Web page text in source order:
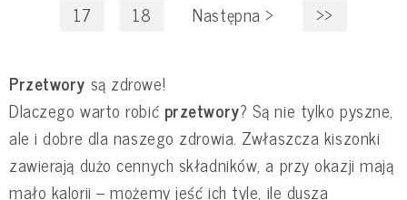
17
18 Następna> >>
Przetwory są zdrowe!
Dlaczego warto robić przetwory? Są nie tylko pyszne,
ale i dobre dla naszego zdrowia. Zwłaszcza kiszonki
zawierają dużo cennych składników, a przy okazji mają
mało kalorii – możemy jeść ich tyle, ile dusza